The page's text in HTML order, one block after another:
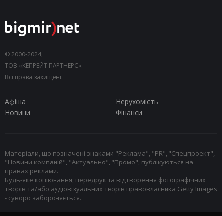
© 2000-2024,
ТОВ «КЕПРЕЙТ ПАРТНЕРС».
Всі права захищені.
Афіша
Нерухомість
Новини
Фінанси
Матеріали, що позначені знаками "Реклама", "PR", "Спецпроект",
"Новини компаній", "Актуально", "Промо", публікуються на
правах реклами.
Будь-яке копіювання, передрук та відтворення фотографічних
творів та/або аудіовізуальних творів правовласника Getty Images
- суворо забороняється.